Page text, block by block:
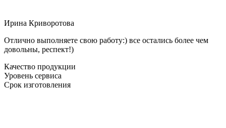
Ирина Криворотова
Отлично выполняете свою работу:) все остались более чем
довольны, респект!)
Качество продукции
Уровень сервиса
Срок изготовления